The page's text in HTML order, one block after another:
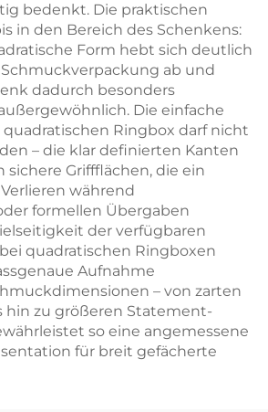
bedenkt. Die praktischen
in den Bereich des Schenkens:
Form hebt sich deutlich
ab und
dadurch besonders
Die einfache
Ringbox darf nicht
– die klar definierten Kanten
Griffflächen, die ein
während
formellen Übergaben
der verfügbaren
quadratischen Ringboxen
Aufnahme
– von zarten
hin zu größeren Statement-
so eine angemessene
für breit gefächerte